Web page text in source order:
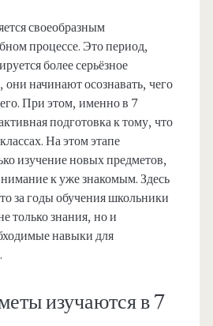
своеобразным
процессе. Это период,
более серьёзное
начинают осознавать, чего
При этом, именно в 7
подготовка к тому, что
На этом этапе
изучение новых предметов,
к уже знакомым. Здесь
за годы обучения школьники
только знания, но и
навыки для
изучаются в 7